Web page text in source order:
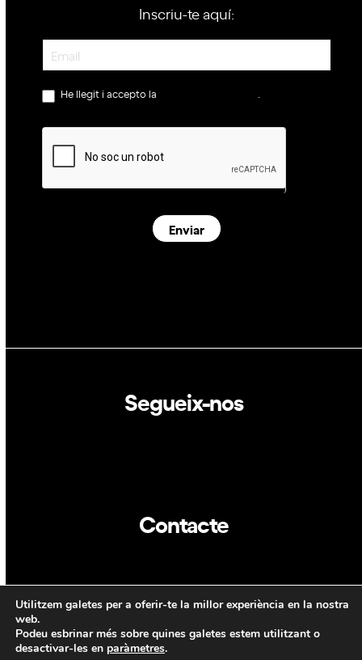
Inscriu-te aquí:
He llegit i accepto la
Enviar
Segueix-nos
Contacte
CAT ENG
Utilitzem galetes per a oferir-te la millor experiència en la nostra
web.
Podeu esbrinar més sobre quines galetes estem utilitzant o
desactivar-les en paràmetres.